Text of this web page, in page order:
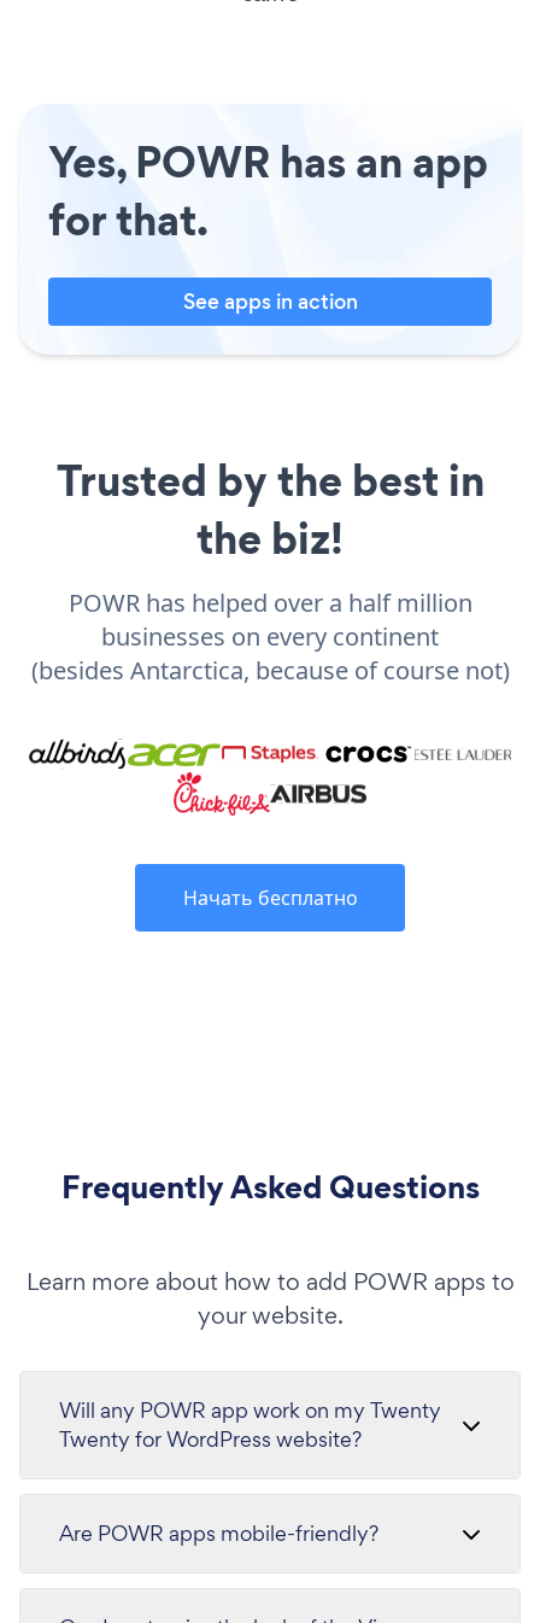
Yes, POWR has an app
for that.
See apps in action
Trusted by the best in
the biz!
POWR has helped over a half million
businesses on every continent
(besides Antarctica, because of course not)
Начать бесплатно
Frequently Asked Questions
Learn more about how to add POWR apps to
your website.
Will any POWR app work on my Twenty
Twenty for WordPress website?
Are POWR apps mobile-friendly?